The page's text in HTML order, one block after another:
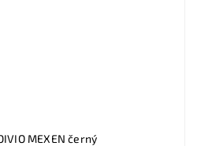
MEXEN černý